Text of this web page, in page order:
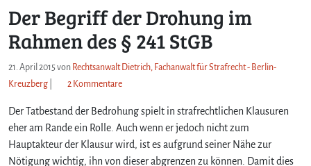
Der Begriff der Drohung im
Rahmen des § 241 StGB
21. April 2015von Rechtsanwalt Dietrich, Fachanwalt für Strafrecht - Berlin-
Kreuzberg
2 Kommentarez
D
e
r
B
Der Tatbestand der Bedrohung spielt in strafrechtlichen Klausuren
eher am Rande ein Rolle. Auch wenn er jedoch nicht zum
Hauptakteur der Klausur wird, ist es aufgrund seiner Nähe zur
Nötigung wichtig, ihn von dieser abgrenzen zu können. Damit dies